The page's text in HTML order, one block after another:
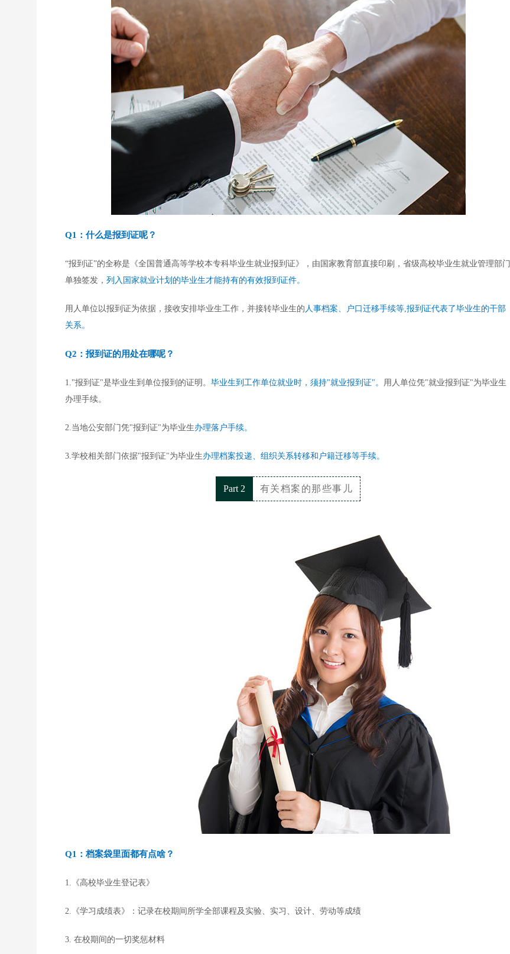
Q1：什么是报到证呢？
“报到证”的全称是《全国普通高等学校本专科毕业生就业报到证》，由国家教育部直接印刷，省级高校毕业生就业管理部门
单独签发， 列入国家就业计划的毕业生才能持有的有效报到证件。
用人单位以报到证为依据，接收安排毕业生工作，并接转毕业生的 人事档案、户口迁移手续等,报到证代表了毕业生的干部
关系。
Q2：报到证的用处在哪呢？
1."报到证"是毕业生到单位报到的证明。 毕业生到工作单位就业时，须持"就业报到证"。 用人单位凭"就业报到证"为毕业生
办理手续。
2.当地公安部门凭"报到证"为毕业生办理落户手续。
3.学校相关部门依据"报到证"为毕业生办理档案投递、组织关系转移和户籍迁移等手续。
Part 2 有关档案的那些事儿
Q1：档案袋里面都有点啥？
1.《高校毕业生登记表》
2.《学习成绩表》：记录在校期间所学全部课程及实验、实习、设计、劳动等成绩
3. 在校期间的一切奖惩材料